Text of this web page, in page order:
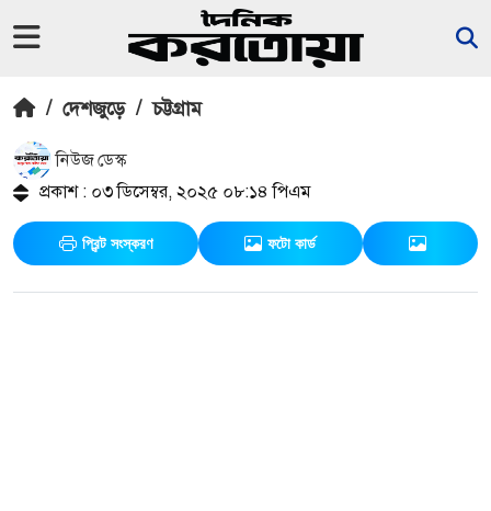
/ দেশজুড়ে / চট্টগ্রাম
নিউজ ডেস্ক
প্রকাশ : ০৩ ডিসেম্বর, ২০২৫ ০৮:১৪ পিএম
প্রিন্ট সংস্করণ ফটো কার্ড